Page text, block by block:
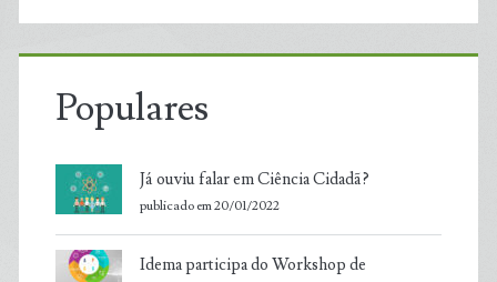
Populares
Já ouviu falar em Ciência Cidadã?
publicado em 20/01/2022
Idema participa do Workshop de